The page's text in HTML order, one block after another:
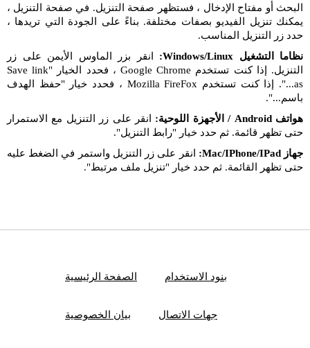
البحث أو مفتاح الإدخال ، فستظهر صفحة التنزيل. في صفحة التنزيل ،
يمكنك تنزيل الفيديو بصفات مختلفة. بناءً على الجودة التي تريدها ،
حدد زر التنزيل المناسب.
نظاما التشغيل Windows/Linux:
انقر بزر الماوس الأيمن على زر
التنزيل. إذا كنت تستخدم Google Chrome ، فحدد الخيار "Save link
as...". إذا كنت تستخدم Mozilla FireFox ، فحدد خيار "حفظ الهدف
باسم...".
هواتف Android / الأجهزة اللوحية:
انقر على زر التنزيل مع الاستمرار
حتى تظهر قائمة. ثم حدد خيار "رابط التنزيل".
جهاز Mac/IPhone/IPad:
انقر على زر التنزيل واستمر في الضغط عليه
حتى تظهر القائمة. ثم حدد خيار "تنزيل ملف مرتبط".
الصفحة الرئيسية بنود الاستخدام
بيان الخصوصية جهات الاتصال